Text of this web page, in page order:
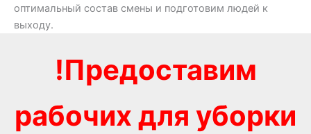
оптимальный состав смены и подготовим людей к
выходу.
!Предоставим
рабочих для уборки